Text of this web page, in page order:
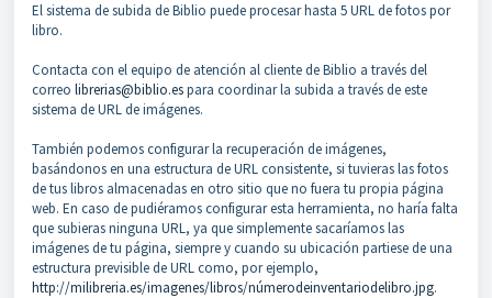
El sistema de subida de Biblio puede procesar hasta 5 URL de fotos por
libro.
Contacta con el equipo de atención al cliente de Biblio a través del
correo librerias@biblio.espara coordinar la subida a través de este
sistema de URL de imágenes.
También podemos configurar la recuperación de imágenes,
basándonos en una estructura de URL consistente, si tuvieras las fotos
de tus libros almacenadas en otro sitio que no fuera tu propia página
web. En caso de pudiéramos configurar esta herramienta, no haría falta
que subieras ninguna URL, ya que simplemente sacaríamos las
imágenes de tu página, siempre y cuando su ubicación partiese de una
estructura previsible de URL como, por ejemplo,
http://milibreria.es/imagenes/libros/númerodeinventariodelibro.jpg.